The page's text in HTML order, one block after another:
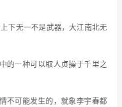
下无一不是武器，大江南北无
的一种可以取人贞操于千里之
不可能发生的，就象李宇春都